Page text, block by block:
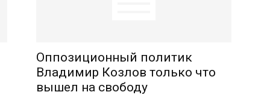
Оппозиционный политик
Владимир Козлов только что
вышел на свободу